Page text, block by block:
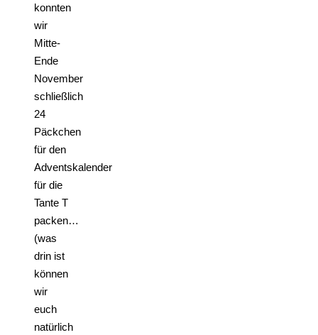
konnten
wir
Mitte-
Ende
November
schließlich
24
Päckchen
für den
Adventskalender
für die
Tante T
packen…
(was
drin ist
können
wir
euch
natürlich